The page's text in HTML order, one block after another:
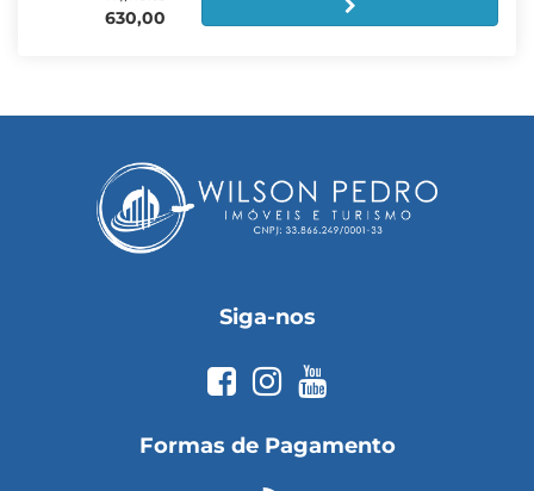
630,00
Siga-nos
Formas de Pagamento